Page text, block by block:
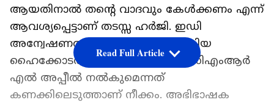
ആയതിനാൽ തന്റെ വാദവും കേൾക്കണം എന്ന്
ആവശ്യപ്പെട്ടാണ് തടസ്സ ഹർജി. ഇഡി
അന്വേഷണത്തിന് അനുമതി നൽകിയ
ഹൈക്കോടതി ഉത്തരവിനെതിരെ സിഎംആർ
എൽ അപ്പീൽ നൽകുമെന്നത്
കണക്കിലെടുത്താണ് നീക്കം. അഭിഭാഷക
Read Full Article